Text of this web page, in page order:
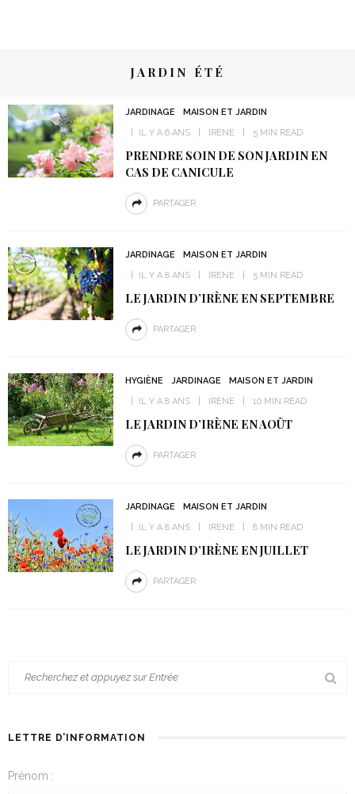
JARDIN ÉTÉ
JARDINAGE
MAISON ET JARDIN
IL Y A 6 ANS
IRENE 5 MIN READ
PRENDRE SOIN DE SON JARDIN EN
CAS DE CANICULE
PARTAGER
JARDINAGE
MAISON ET JARDIN
IL Y A 8 ANS
IRENE 5 MIN READ
LE JARDIN D’IRÈNE EN SEPTEMBRE
PARTAGER
HYGIÈNE JARDINAGE
MAISON ET JARDIN
IL Y A 8 ANS
IRENE 10 MIN READ
LE JARDIN D’IRÈNE EN AOÛT
PARTAGER
JARDINAGE
MAISON ET JARDIN
IL Y A 8 ANS
IRENE 8 MIN READ
LE JARDIN D’IRÈNE EN JUILLET
PARTAGER
LETTRE D’INFORMATION
Prénom :